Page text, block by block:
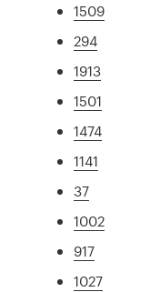
1509
294
1913
1501
1474
1141
37
1002
917
1027